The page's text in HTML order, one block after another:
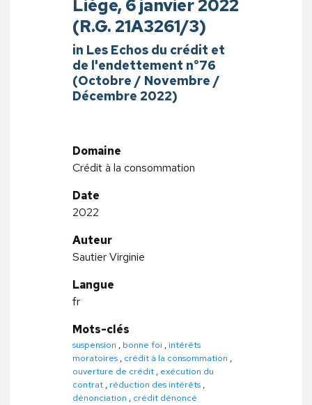
Liège, 6 janvier 2022
(R.G. 21A3261/3)
in Les Echos du crédit et
de l'endettement n°76
(Octobre / Novembre /
Décembre 2022)
Domaine
Crédit à la consommation
Date
2022
Auteur
Sautier Virginie
Langue
fr
Mots-clés
suspension , bonne foi , intérêts
moratoires , crédit à la consommation ,
ouverture de crédit , exécution du
contrat , réduction des intérêts ,
dénonciation , crédit dénoncé